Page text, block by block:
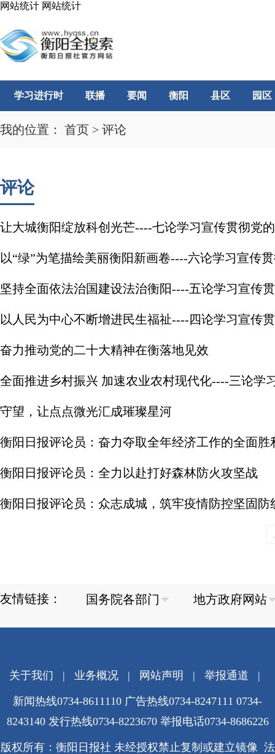
网站统计 网站统计
学习进行时 联播 要闻 衡阳 县区 园区
我的位置： 首页 > 评论
评论
让大城衡阳绽放科创光芒----七论学习宣传贯彻党
以“绿”为笔描绘美丽衡阳新画卷----六论学习宣传
坚持全面依法治国建设法治衡阳----五论学习宣传
以人民为中心不断增进民生福祉----四论学习宣传
奋力推动党的二十大精神在衡落地见效
全面推进乡村振兴 加速农业农村现代化----三论学
守望，让点点微光汇成璀璨星河
衡阳日报评论员：奋力夺取全年经济工作的全面胜
衡阳日报评论员：全力以赴打好森林防火攻坚战
衡阳日报评论员：众志成城，筑牢疫情防控坚固防
友情链接：
关于我们 | 业务概况| 网站声明 | 举报通道 |
新闻热线0734-8611110 广告热线0734-8247111 0734-
8243140 发行热线0734-8223670 举报电话0734-8686226
版权所有：衡阳日报社 未经授权禁止复制或建立镜像 法